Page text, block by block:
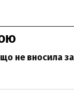
не вносила